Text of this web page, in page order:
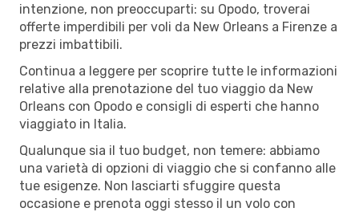
intenzione, non preoccuparti: su Opodo, troverai
offerte imperdibili per voli da New Orleans a Firenze a
prezzi imbattibili.
Continua a leggere per scoprire tutte le informazioni
relative alla prenotazione del tuo viaggio da New
Orleans con Opodo e consigli di esperti che hanno
viaggiato in Italia.
Qualunque sia il tuo budget, non temere: abbiamo
una varietà di opzioni di viaggio che si confanno alle
tue esigenze. Non lasciarti sfuggire questa
occasione e prenota oggi stesso il un volo con